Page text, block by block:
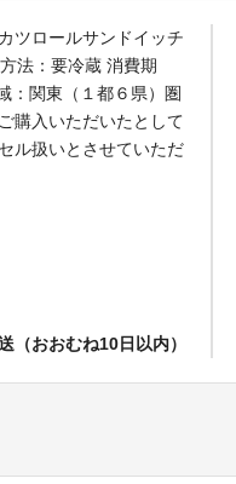
ツロールサンドイッチ
法：要冷蔵 消費期
：関東（１都６県）圏
購入いただいたとして
ル扱いとさせていただ
（おおむね10日以内）